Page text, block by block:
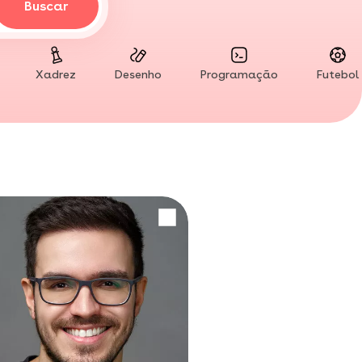
Buscar
Xadrez Desenho Programação Futebol